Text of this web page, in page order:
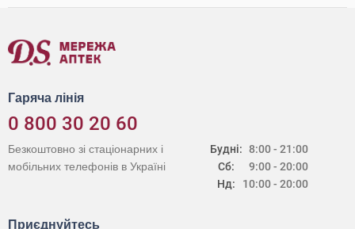
Гаряча лінія
0 800 30 20 60
Будні:
Сб:
Нд:
8:00 - 21:00
9:00 - 20:00
10:00 - 20:00
Безкоштовно зі стаціонарних і
мобільних телефонів в Україні
Приєднуйтесь